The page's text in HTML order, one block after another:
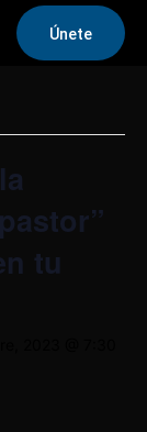
Únete
tu